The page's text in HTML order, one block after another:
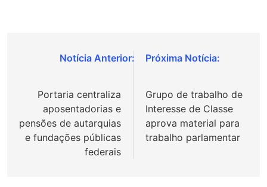
Navegação
Post
Portaria centraliza
aposentadorias e
pensões de autarquias
e fundações públicas
federais
Grupo de trabalho de
Interesse de Classe
aprova material para
trabalho parlamentar